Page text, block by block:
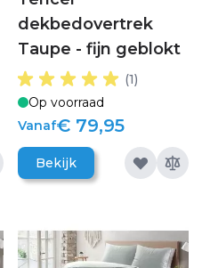
dekbedovertrek
Taupe - fijn geblokt
(1)
Op voorraad
Vanaf€ 79,95
Bekijk